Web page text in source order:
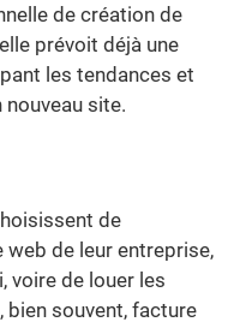
de création de
prévoit déjà une
les tendances et
nouveau site.
de
de leur entreprise,
voire de louer les
bien souvent, facture